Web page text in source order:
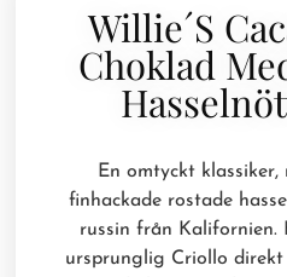
Willie´s
Choklad
En omtyckt klassiker,
finhackade rostade
russin från Kalifornien.
ursprunglig Criollo